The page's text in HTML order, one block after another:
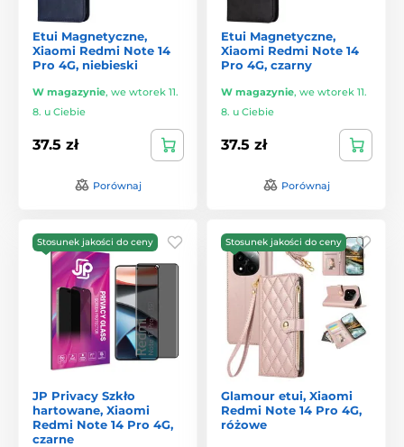
Etui Magnetyczne,
Xiaomi Redmi Note 14
Pro 4G, niebieski
W magazynie, we wtorek 11.
8. u Ciebie
37.5 zł
Porównaj
Etui Magnetyczne,
Xiaomi Redmi Note 14
Pro 4G, czarny
W magazynie, we wtorek 11.
8. u Ciebie
37.5 zł
Porównaj
Stosunek jakości do ceny
JP Privacy Szkło
hartowane, Xiaomi
Redmi Note 14 Pro 4G,
czarne
Stosunek jakości do ceny
Glamour etui, Xiaomi
Redmi Note 14 Pro 4G,
różowe